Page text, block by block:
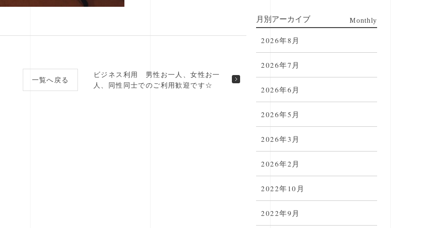
一覧へ戻る
ビジネス利用 男性お一人、女性お一
人、同性同士でのご利用歓迎です☆
月別アーカイブ Monthly
2026年8月
2026年7月
2026年6月
2026年5月
2026年3月
2026年2月
2022年10月
2022年9月